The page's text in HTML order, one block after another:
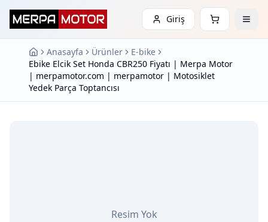
Giriş
Anasayfa Ürünler
E-bike
Ebike Elcik Set Honda CBR250 Fiyatı | Merpa Motor
| merpamotor.com | merpamotor | Motosiklet
Yedek Parça Toptancısı
Resim Yok